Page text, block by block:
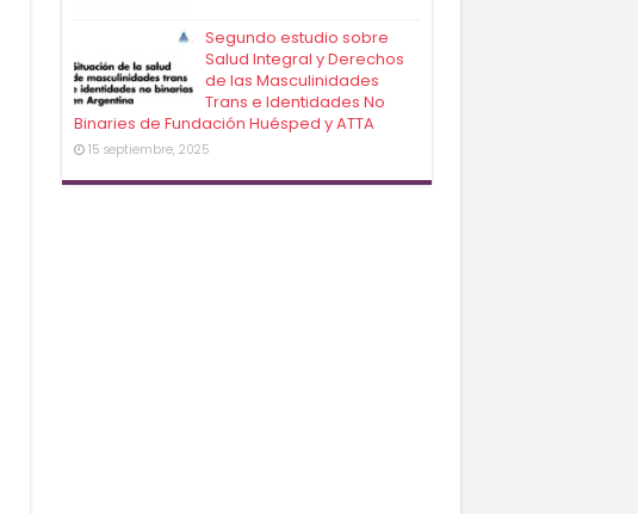
Segundo estudio sobre
Salud Integral y Derechos
de las Masculinidades
Trans e Identidades No
Binaries de Fundación Huésped y ATTA
15 septiembre, 2025